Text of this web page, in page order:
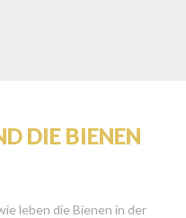
DIE BIENEN
leben die Bienen in der